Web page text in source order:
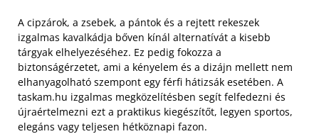
A cipzárok, a zsebek, a pántok és a rejtett rekeszek
izgalmas kavalkádja bőven kínál alternatívát a kisebb
tárgyak elhelyezéséhez. Ez pedig fokozza a
biztonságérzetet, ami a kényelem és a dizájn mellett nem
elhanyagolható szempont egy férfi hátizsák esetében. A
taskam.hu izgalmas megközelítésben segít felfedezni és
újraértelmezni ezt a praktikus kiegészítőt, legyen sportos,
elegáns vagy teljesen hétköznapi fazon.